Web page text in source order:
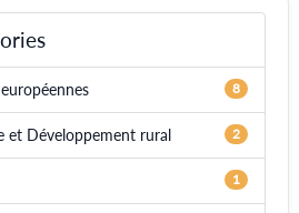
8
et Développement rural 2
1